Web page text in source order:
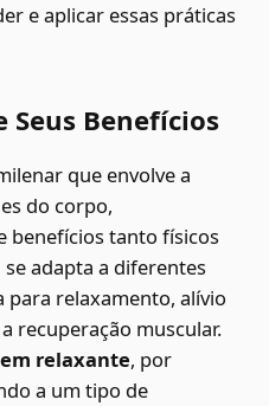
e aplicar essas práticas
Seus Benefícios
que envolve a
do corpo,
benefícios tanto físicos
adapta a diferentes
para relaxamento, alívio
recuperação muscular.
relaxante, por
a um tipo de